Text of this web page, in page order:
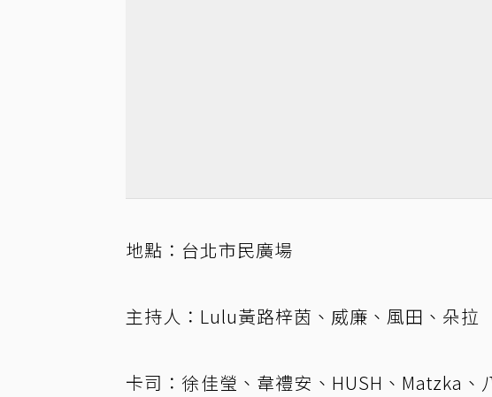
地點：台北市民廣場
主持人：Lulu黃路梓茵、威廉、風田、朵拉
卡司：徐佳瑩、韋禮安、HUSH、Matzka